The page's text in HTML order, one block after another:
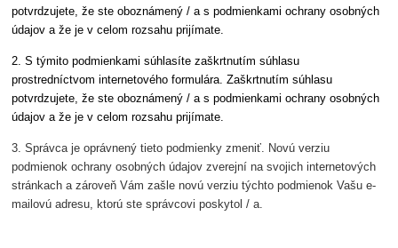
potvrdzujete, že ste oboznámený / a s podmienkami ochrany osobných
údajov a že je v celom rozsahu prijímate.
2. S týmito podmienkami súhlasíte zaškrtnutím súhlasu
prostredníctvom internetového formulára. Zaškrtnutím súhlasu
potvrdzujete, že ste oboznámený / a s podmienkami ochrany osobných
údajov a že je v celom rozsahu prijímate.
3. Správca je oprávnený tieto podmienky zmeniť. Novú verziu
podmienok ochrany osobných údajov zverejní na svojich internetových
stránkach a zároveň Vám zašle novú verziu týchto podmienok Vašu e-
mailovú adresu, ktorú ste správcovi poskytol / a.